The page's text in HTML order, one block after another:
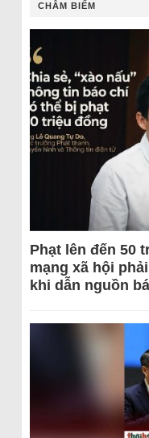
CHÂM BIẾM
Phạt lên đến 50
mạng xã hội
khi dẫn nguồn